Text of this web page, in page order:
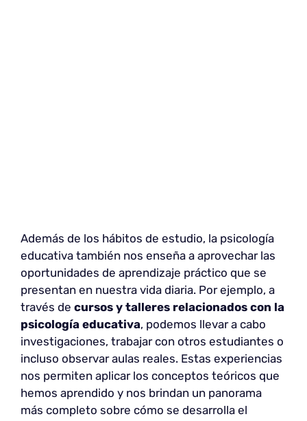
Además de los hábitos de estudio, la psicología
educativa también nos enseña a aprovechar las
oportunidades de aprendizaje práctico que se
presentan en nuestra vida diaria. Por ejemplo, a
través de cursos y talleres relacionados con la
psicología educativa, podemos llevar a cabo
investigaciones, trabajar con otros estudiantes o
incluso observar aulas reales. Estas experiencias
nos permiten aplicar los conceptos teóricos que
hemos aprendido y nos brindan un panorama
más completo sobre cómo se desarrolla el